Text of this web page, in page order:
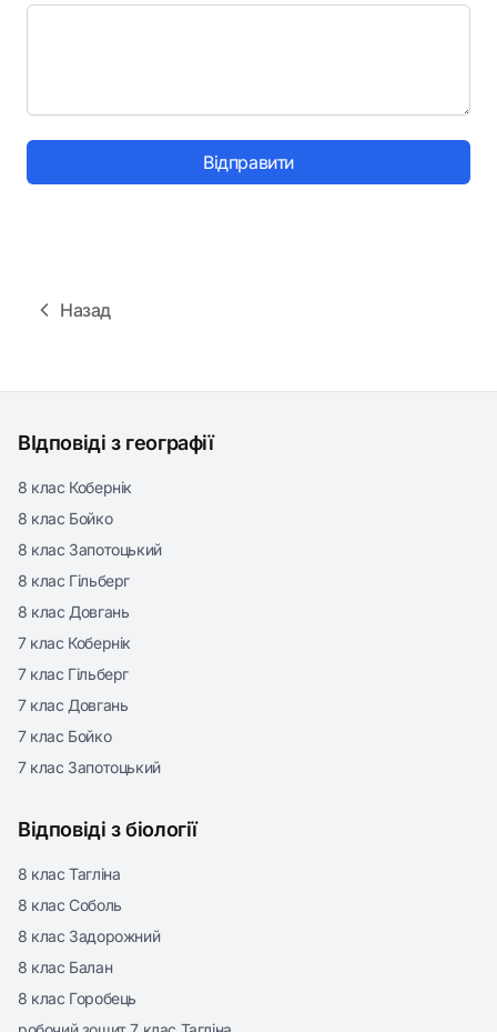
Відправити
Назад
ВІдповіді з географії
8 клас Кобернік
8 клас Бойко
8 клас Запотоцький
8 клас Гільберг
8 клас Довгань
7 клас Кобернік
7 клас Гільберг
7 клас Довгань
7 клас Бойко
7 клас Запотоцький
Відповіді з біології
8 клас Тагліна
8 клас Соболь
8 клас Задорожний
8 клас Балан
8 клас Горобець